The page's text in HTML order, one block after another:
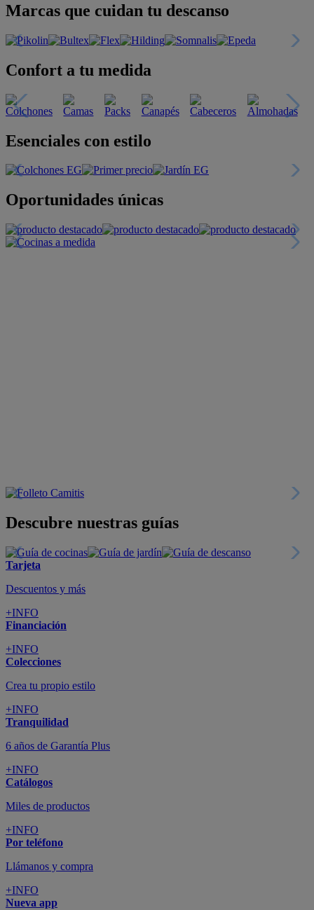
Marcas que cuidan tu descanso
Confort a tu medida
Esenciales con estilo
Oportunidades únicas
Descubre nuestras guías
Tarjeta
Descuentos y más
+INFO
Financiación
+INFO
Colecciones
Crea tu propio estilo
+INFO
Tranquilidad
6 años de Garantía Plus
+INFO
Catálogos
Miles de productos
+INFO
Por teléfono
Llámanos y compra
+INFO
Nueva app